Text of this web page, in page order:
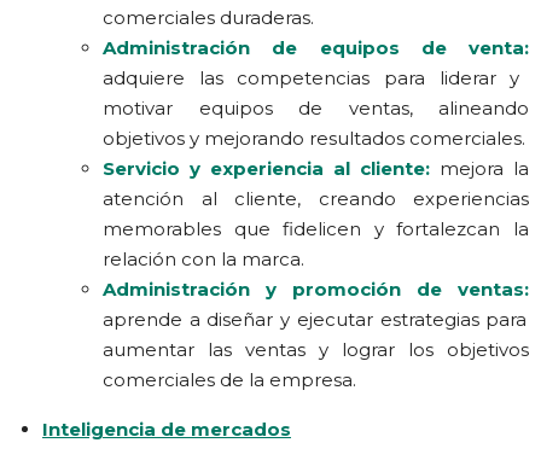
comerciales duraderas.
Administración de equipos de venta:
adquiere las competencias para liderar y
motivar equipos de ventas, alineando
objetivos y mejorando resultados comerciales.
Servicio y experiencia al cliente: mejora la
atención al cliente, creando experiencias
memorables que fidelicen y fortalezcan la
relación con la marca.
Administración y promoción de ventas:
aprende a diseñar y ejecutar estrategias para
aumentar las ventas y lograr los objetivos
comerciales de la empresa.
Inteligencia de mercados